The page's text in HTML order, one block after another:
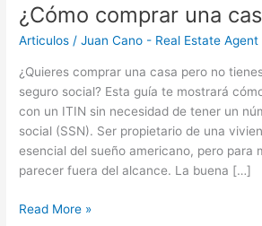
¿Cómo comprar una
Articulos /Juan Cano - Real Estate Agent
¿Quieres comprar una casa pero no
seguro social? Esta guía te mostrará
con un ITIN sin necesidad de tener un
social (SSN). Ser propietario de una
esencial del sueño americano, pero para
parecer fuera del alcance. La buena […]
Read More »